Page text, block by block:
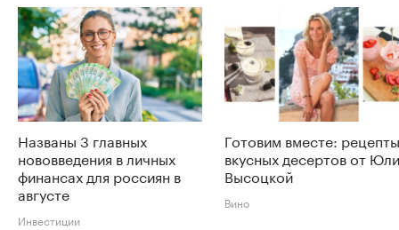
Названы 3 главных
нововведения в личных
финансах для россиян в
августе
Инвестиции
Готовим вместе: рецепты
вкусных десертов от
Высоцкой
Вино